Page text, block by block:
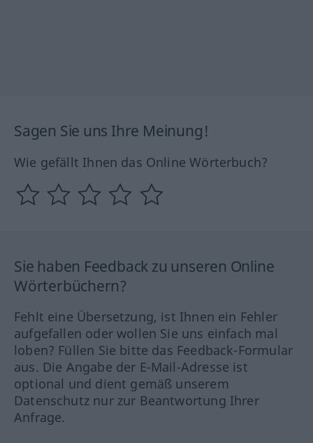
Sagen Sie uns Ihre Meinung!
Wie gefällt Ihnen das Online Wörterbuch?
Sie haben Feedback zu unseren Online
Wörterbüchern?
Fehlt eine Übersetzung, ist Ihnen ein Fehler
aufgefallen oder wollen Sie uns einfach mal
loben? Füllen Sie bitte das Feedback-Formular
aus. Die Angabe der E-Mail-Adresse ist
optional und dient gemäß unserem
Datenschutz nur zur Beantwortung Ihrer
Anfrage.